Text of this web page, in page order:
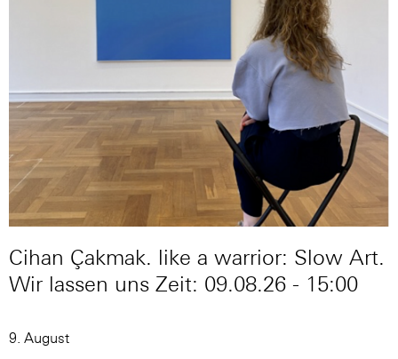
Cihan Çakmak. like a warrior: Slow Art.
Wir lassen uns Zeit: 09.08.26 - 15:00
9. August